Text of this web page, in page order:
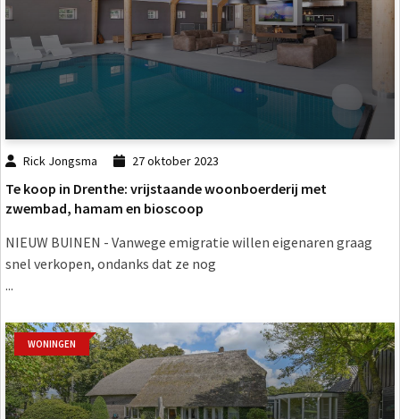
Rick Jongsma 27 oktober 2023
Te koop in Drenthe: vrijstaande woonboerderij met
zwembad, hamam en bioscoop
NIEUW BUINEN - Vanwege emigratie willen eigenaren graag
snel verkopen, ondanks dat ze nog
...
WONINGEN